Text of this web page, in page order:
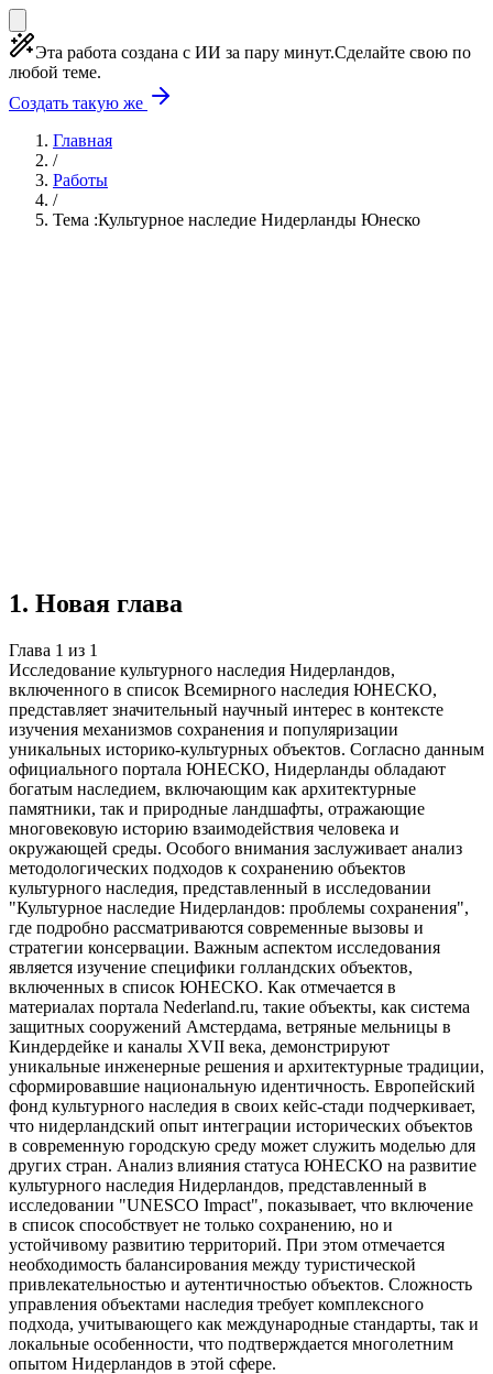
Эта работа создана с ИИ за пару минут.Сделайте свою по
любой теме.
Создать такую же
Главная
/
Работы
/
Тема :Культурное наследие Нидерланды Юнеско
1. Новая глава
Глава 1 из 1
Исследование культурного наследия Нидерландов,
включенного в список Всемирного наследия ЮНЕСКО,
представляет значительный научный интерес в контексте
изучения механизмов сохранения и популяризации
уникальных историко-культурных объектов. Согласно данным
официального портала ЮНЕСКО, Нидерланды обладают
богатым наследием, включающим как архитектурные
памятники, так и природные ландшафты, отражающие
многовековую историю взаимодействия человека и
окружающей среды. Особого внимания заслуживает анализ
методологических подходов к сохранению объектов
культурного наследия, представленный в исследовании
"Культурное наследие Нидерландов: проблемы сохранения",
где подробно рассматриваются современные вызовы и
стратегии консервации. Важным аспектом исследования
является изучение специфики голландских объектов,
включенных в список ЮНЕСКО. Как отмечается в
материалах портала Nederland.ru, такие объекты, как система
защитных сооружений Амстердама, ветряные мельницы в
Киндердейке и каналы XVII века, демонстрируют
уникальные инженерные решения и архитектурные традиции,
сформировавшие национальную идентичность. Европейский
фонд культурного наследия в своих кейс-стади подчеркивает,
что нидерландский опыт интеграции исторических объектов
в современную городскую среду может служить моделью для
других стран. Анализ влияния статуса ЮНЕСКО на развитие
культурного наследия Нидерландов, представленный в
исследовании "UNESCO Impact", показывает, что включение
в список способствует не только сохранению, но и
устойчивому развитию территорий. При этом отмечается
необходимость балансирования между туристической
привлекательностью и аутентичностью объектов. Сложность
управления объектами наследия требует комплексного
подхода, учитывающего как международные стандарты, так и
локальные особенности, что подтверждается многолетним
опытом Нидерландов в этой сфере.